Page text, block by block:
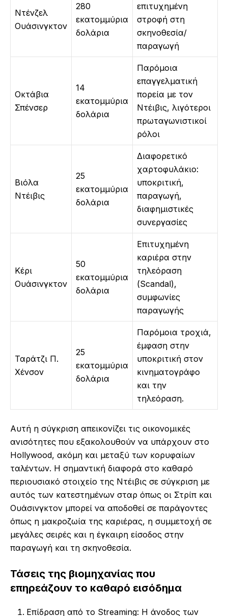
Ντένζελ
Ουάσινγκτον
280
εκατομμύρια
δολάρια
επιτυχημένη
στροφή στη
σκηνοθεσία/
παραγωγή
Οκτάβια
Σπένσερ
14
εκατομμύρια
δολάρια
Παρόμοια
επαγγελματική
πορεία με τον
Ντέιβις, λιγότεροι
πρωταγωνιστικοί
ρόλοι
Βιόλα
Ντέιβις
25
εκατομμύρια
δολάρια
Διαφορετικό
χαρτοφυλάκιο:
υποκριτική,
παραγωγή,
διαφημιστικές
συνεργασίες
Κέρι
Ουάσινγκτον
50
εκατομμύρια
δολάρια
Επιτυχημένη
καριέρα στην
τηλεόραση
(Scandal),
συμφωνίες
παραγωγής
Ταράτζι Π.
Χένσον
25
εκατομμύρια
δολάρια
Παρόμοια τροχιά,
έμφαση στην
υποκριτική στον
κινηματογράφο
και την
τηλεόραση.
Αυτή η σύγκριση απεικονίζει τις οικονομικές
ανισότητες που εξακολουθούν να υπάρχουν στο
Hollywood, ακόμη και μεταξύ των κορυφαίων
ταλέντων. Η σημαντική διαφορά στο καθαρό
περιουσιακό στοιχείο της Ντέιβις σε σύγκριση με
αυτός των κατεστημένων σταρ όπως οι Στρίπ και
Ουάσινγκτον μπορεί να αποδοθεί σε παράγοντες
όπως η μακροζωία της καριέρας, η συμμετοχή σε
μεγάλες σειρές και η έγκαιρη είσοδος στην
παραγωγή και τη σκηνοθεσία.
Τάσεις της βιομηχανίας που
επηρεάζουν το καθαρό εισόδημα
Επίδραση από το Streaming: Η άνοδος των